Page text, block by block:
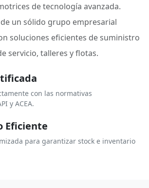
de tecnología avanzada.
un sólido grupo empresarial
soluciones eficientes de suministro
servicio, talleres y flotas.
con las normativas
y ACEA.
Eficiente
para garantizar stock e inventario